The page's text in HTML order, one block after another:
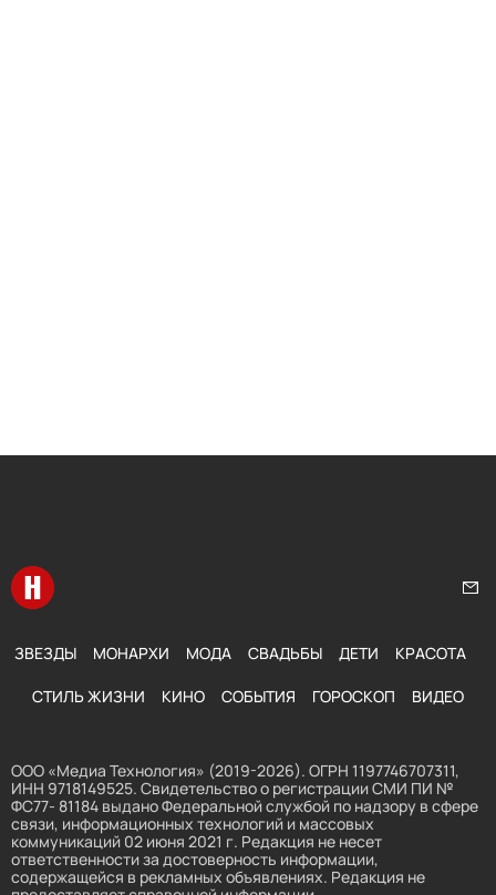
Перейти на главную
ЗВЕЗДЫ МОНАРХИ МОДА СВАДЬБЫ ДЕТИ КРАСОТА
СТИЛЬ ЖИЗНИ КИНО СОБЫТИЯ ГОРОСКОП ВИДЕО
ООО «Медиа Технология» (2019-2026). ОГРН 1197746707311,
ИНН 9718149525. Свидетельство о регистрации СМИ ПИ №
ФС77- 81184 выдано Федеральной службой по надзору в сфере
связи, информационных технологий и массовых
коммуникаций 02 июня 2021 г. Редакция не несет
ответственности за достоверность информации,
содержащейся в рекламных объявлениях. Редакция не